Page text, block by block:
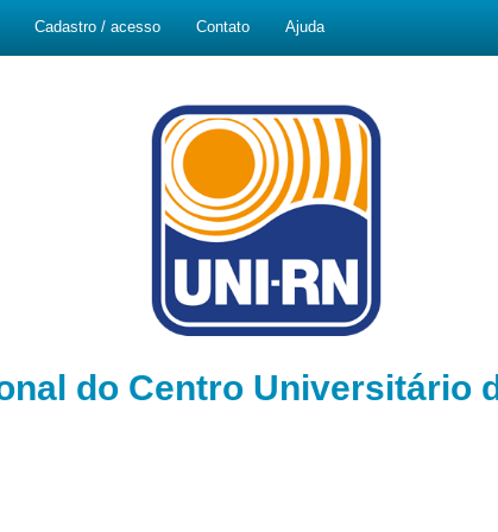
Cadastro / acesso Contato Ajuda
do Centro Universitário